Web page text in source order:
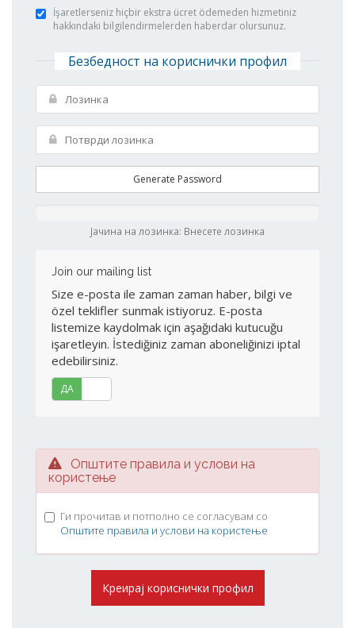
İşaretlerseniz hiçbir ekstra ücret ödemeden hizmetiniz
hakkındaki bilgilendirmelerden haberdar olursunuz.
Безбедност на кориснички профил
Generate Password
Јачина на лозинка: Внесете лозинка
Join our mailing list
Size e-posta ile zaman zaman haber, bilgi ve
özel teklifler sunmak istiyoruz. E-posta
listemize kaydolmak için aşağıdaki kutucuğu
işaretleyin. İstediğiniz zaman aboneliğinizi iptal
edebilirsiniz.
ДА
Општите правила и услови на
користење
Ги прочитав и потполно се согласувам со
Општите правила и услови на користење